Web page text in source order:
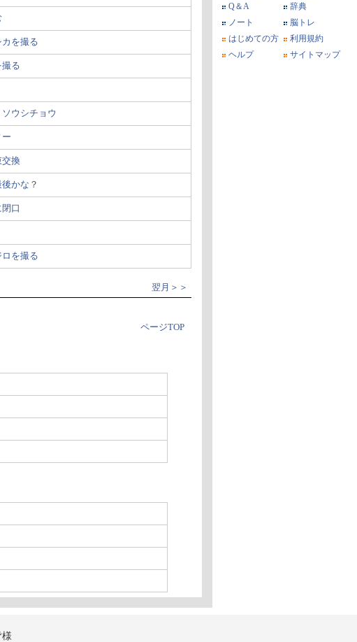
を撮る
撮る
ソウシチョウ
ー
交換
かな？
口
ロを撮る
翌月＞＞
ページTOP
Q＆A
辞典
ノート
脳トレ
はじめての方
利用規約
ヘルプ
サイトマップ